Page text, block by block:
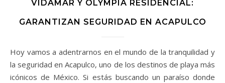
VIDAMAR Y OLYMPIA RESIDENCIAL:
GARANTIZAN SEGURIDAD EN ACAPULCO
Hoy vamos a adentrarnos en el mundo de la tranquilidad y
la seguridad en Acapulco, uno de los destinos de playa más
icónicos de México. Si estás buscando un paraíso donde